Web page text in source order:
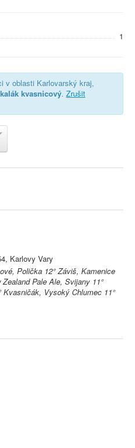
1
v oblasti Karlovarský kraj,
kvasnicový. Zrušit
Karlovy Vary
Polička 12° Záviš, Kamenice
Zealand Pale Ale, Svijany 11°
Kvasničák, Vysoký Chlumec 11°